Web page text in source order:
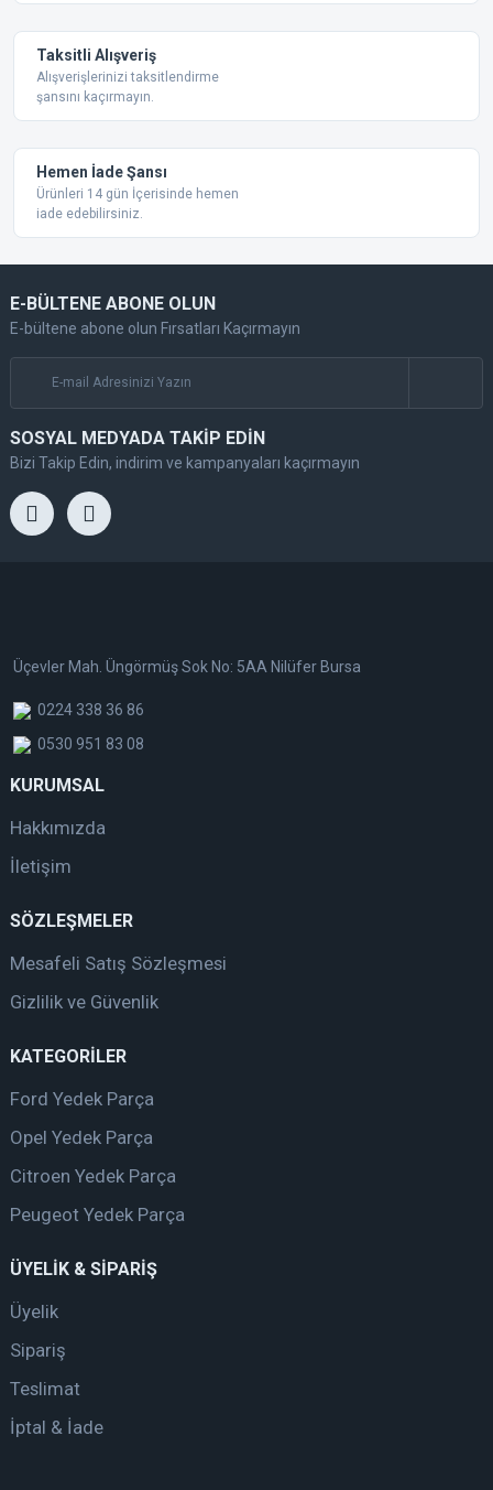
Taksitli Alışveriş
Alışverişlerinizi taksitlendirme
şansını kaçırmayın.
Hemen İade Şansı
Ürünleri 14 gün İçerisinde hemen
iade edebilirsiniz.
E-BÜLTENE ABONE OLUN
E-bültene abone olun Fırsatları Kaçırmayın
SOSYAL MEDYADA TAKİP EDİN
Bizi Takip Edin, indirim ve kampanyaları kaçırmayın
Üçevler Mah. Üngörmüş Sok No: 5AA Nilüfer Bursa
0224 338 36 86
0530 951 83 08
KURUMSAL
Hakkımızda
İletişim
SÖZLEŞMELER
Mesafeli Satış Sözleşmesi
Gizlilik ve Güvenlik
KATEGORİLER
Ford Yedek Parça
Opel Yedek Parça
Citroen Yedek Parça
Peugeot Yedek Parça
ÜYELİK & SİPARİŞ
Üyelik
Sipariş
Teslimat
İptal & İade